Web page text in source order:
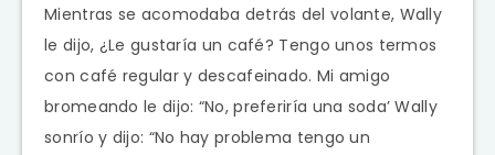
Mientras se acomodaba detrás del volante, Wally
le dijo, ¿Le gustaría un café? Tengo unos termos
con café regular y descafeinado. Mi amigo
bromeando le dijo: “No, preferiría una soda’ Wally
sonrío y dijo: “No hay problema tengo un